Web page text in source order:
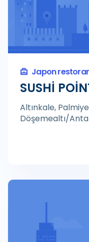
Japon
SUSHİ
Altınkale,
Döşemealtı/